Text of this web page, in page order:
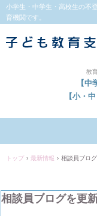
小学生・中学生・高校生の不
育機関です。
教
【
【小・
トップ › 最新情報 › 相談員ブロ
相談員ブログを更